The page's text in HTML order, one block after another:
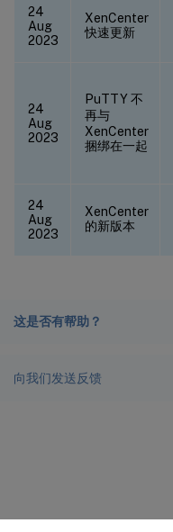
24
Aug
2023
XenCenter
快速更新
24
Aug
2023
PuTTY 不
再与
XenCenter
捆绑在一起
24
Aug
2023
XenCenter
的新版本
这是否有帮助？
向我们发送反馈